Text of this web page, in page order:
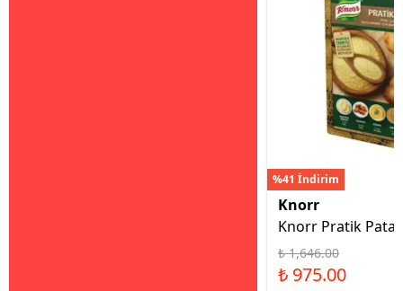
%41 İndirim
Knorr
Knorr Pratik
₺ 1,646.00
₺ 975.00